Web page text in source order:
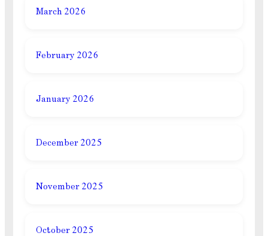
March 2026
February 2026
January 2026
December 2025
November 2025
October 2025